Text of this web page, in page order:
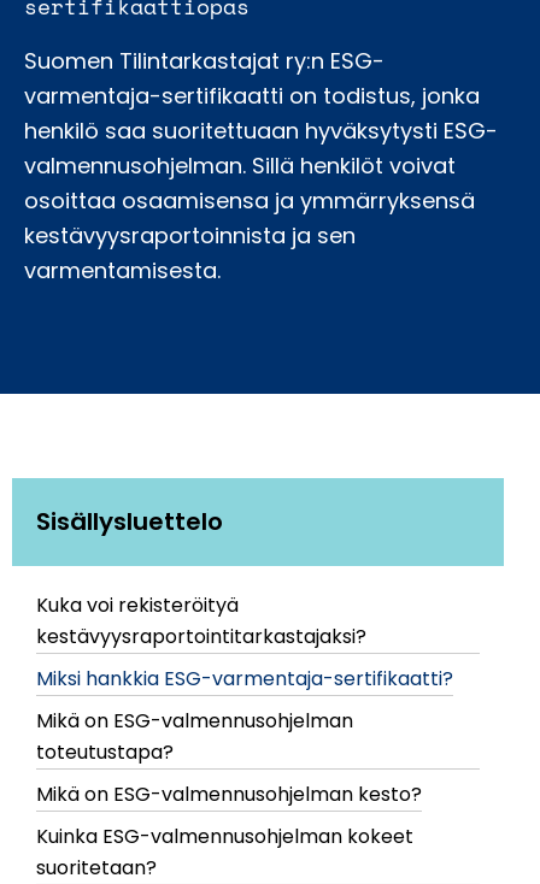
Suomen Tilintarkastajat ry:n ESG-
varmentaja-sertifikaatti on todistus, jonka
henkilö saa suoritettuaan hyväksytysti ESG-
valmennusohjelman. Sillä henkilöt voivat
osoittaa osaamisensa ja ymmärryksensä
kestävyysraportoinnista ja sen
varmentamisesta.
Sisällysluettelo
Kuka voi rekisteröityä
kestävyysraportointitarkastajaksi?
Miksi hankkia ESG-varmentaja-sertifikaatti?
Mikä on ESG-valmennusohjelman
toteutustapa?
Mikä on ESG-valmennusohjelman kesto?
Kuinka ESG-valmennusohjelman kokeet
suoritetaan?